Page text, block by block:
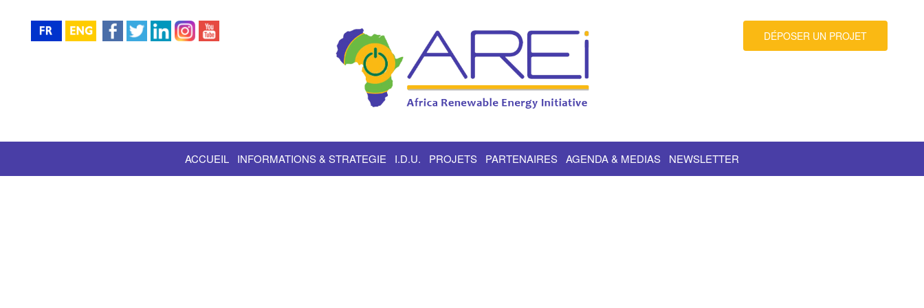
DÉPOSER UN PROJET
ACCUEIL INFORMATIONS & STRATEGIE I.D.U. PROJETS PARTENAIRES AGENDA & MEDIAS NEWSLETTER